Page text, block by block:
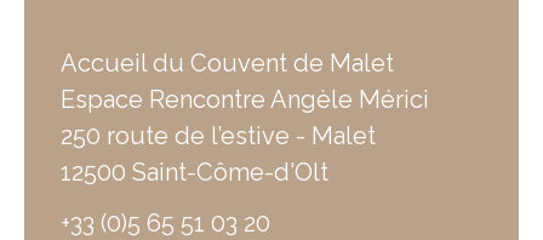
Accueil du Couvent de Malet
Espace Rencontre Angèle Mérici
250 route de l’estive - Malet
12500 Saint-Côme-d'Olt
+33 (0)5 65 51 03 20